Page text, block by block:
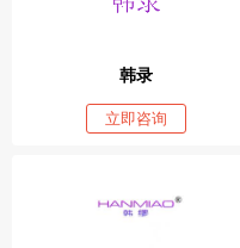
韩录
立即咨询